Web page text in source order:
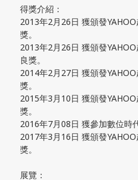
得獎介紹：
2013年2月26日 獲頒發
獎。
2013年2月26日 獲頒發
良獎。
2014年2月27日 獲頒發
獎。
2015年3月10日 獲頒發
獎。
2016年7月08日 獲參加數位時
2017年3月16日 獲頒發
獎。
展覽：